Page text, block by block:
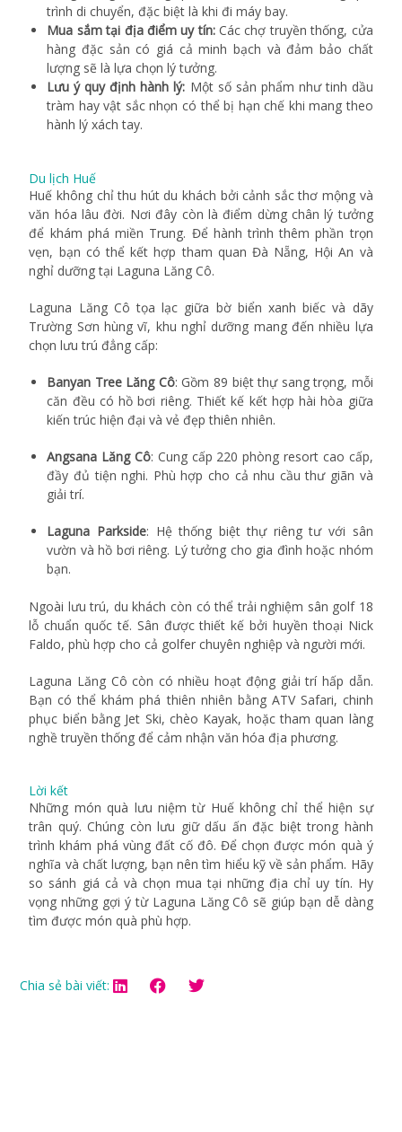
trình di chuyển, đặc biệt là khi đi máy bay.
Mua sắm tại địa điểm uy tín:Các chợ truyền thống, cửa
hàng đặc sản có giá cả minh bạch và đảm bảo chất
lượng sẽ là lựa chọn lý tưởng.
Lưu ý quy định hành lý: Một số sản phẩm như tinh dầu
tràm hay vật sắc nhọn có thể bị hạn chế khi mang theo
hành lý xách tay.
Du lịch Huế
Huế không chỉ thu hút du khách bởi cảnh sắc thơ mộng và
văn hóa lâu đời. Nơi đây còn là điểm dừng chân lý tưởng
để khám phá miền Trung. Để hành trình thêm phần trọn
vẹn, bạn có thể kết hợp tham quan Đà Nẵng, Hội An và
nghỉ dưỡng tại Laguna Lăng Cô.
Laguna Lăng Cô tọa lạc giữa bờ biển xanh biếc và dãy
Trường Sơn hùng vĩ, khu nghỉ dưỡng mang đến nhiều lựa
chọn lưu trú đẳng cấp:
Banyan Tree Lăng Cô: Gồm 89 biệt thự sang trọng, mỗi
căn đều có hồ bơi riêng. Thiết kế kết hợp hài hòa giữa
kiến trúc hiện đại và vẻ đẹp thiên nhiên.
Angsana Lăng Cô: Cung cấp 220 phòng resort cao cấp,
đầy đủ tiện nghi. Phù hợp cho cả nhu cầu thư giãn và
giải trí.
Laguna Parkside: Hệ thống biệt thự riêng tư với sân
vườn và hồ bơi riêng. Lý tưởng cho gia đình hoặc nhóm
bạn.
Ngoài lưu trú, du khách còn có thể trải nghiệm sân golf 18
lỗ chuẩn quốc tế. Sân được thiết kế bởi huyền thoại Nick
Faldo, phù hợp cho cả golfer chuyên nghiệp và người mới.
Laguna Lăng Cô còn có nhiều hoạt động giải trí hấp dẫn.
Bạn có thể khám phá thiên nhiên bằng ATV Safari, chinh
phục biển bằng Jet Ski, chèo Kayak, hoặc tham quan làng
nghề truyền thống để cảm nhận văn hóa địa phương.
Lời kết
Những món quà lưu niệm từ Huế không chỉ thể hiện sự
trân quý. Chúng còn lưu giữ dấu ấn đặc biệt trong hành
trình khám phá vùng đất cố đô. Để chọn được món quà ý
nghĩa và chất lượng, bạn nên tìm hiểu kỹ về sản phẩm. Hãy
so sánh giá cả và chọn mua tại những địa chỉ uy tín. Hy
vọng những gợi ý từ Laguna Lăng Cô sẽ giúp bạn dễ dàng
tìm được món quà phù hợp.
Chia sẻ bài viết: